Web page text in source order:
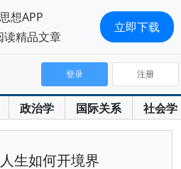
政治学 国际关系 社会学
登录 注册
生如何开境界
想APP
读精品文章
立即下载